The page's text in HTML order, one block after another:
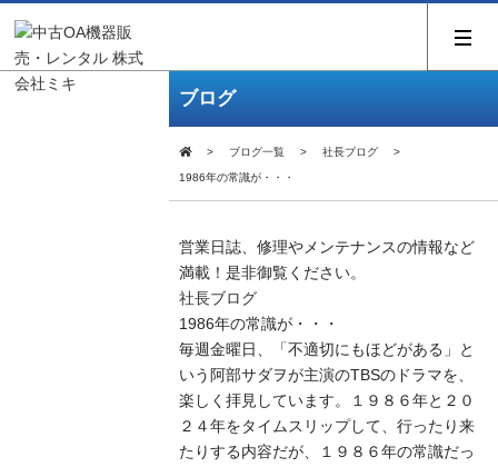
ブログ
ブログ一覧 社長ブログ
1986年の常識が・・・
営業日誌、修理やメンテナンスの情報など
満載！是非御覧ください。
社長ブログ
1986年の常識が・・・
毎週金曜日、「不適切にもほどがある」と
いう阿部サダヲが主演のTBSのドラマを、
楽しく拝見しています。１９８６年と２０
２４年をタイムスリップして、行ったり来
たりする内容だが、１９８６年の常識だっ